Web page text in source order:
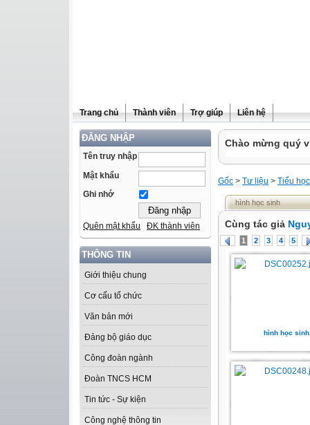
Trang chủ Thành viên Trợ giúp Liên hệ
ĐĂNG NHẬP
Tên truy nhập
Mật khẩu
Ghi nhớ
Quên mật khẩu ĐK thành viên
THÔNG TIN
Giới thiệu chung
Cơ cấu tổ chức
Văn bản mới
Đảng bộ giáo dục
Công đoàn ngành
Đoàn TNCS HCM
Tin tức - Sự kiện
Công nghệ thông tin
Chào mừng quý
Gốc > Tư liệu > Tiểu học
hình học sinh
Cùng tác giả
1 2 3 4 5
hình học sinh